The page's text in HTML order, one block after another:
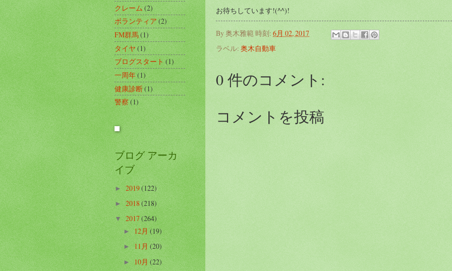
お待ちしています!(^^)!
By奥木雅範 時刻: 6月 02, 2017
ラベル: 奥木自動車
0 件のコメント:
コメントを投稿
クレーム(2)
ボランティア(2)
FM群馬(1)
タイヤ(1)
ブログスタート(1)
一周年(1)
健康診断(1)
警察(1)
ブログ アーカ
イブ
►2019(122)
► 2018(218)
▼2017(264)
►12月(19)
►11月(20)
►10月(22)